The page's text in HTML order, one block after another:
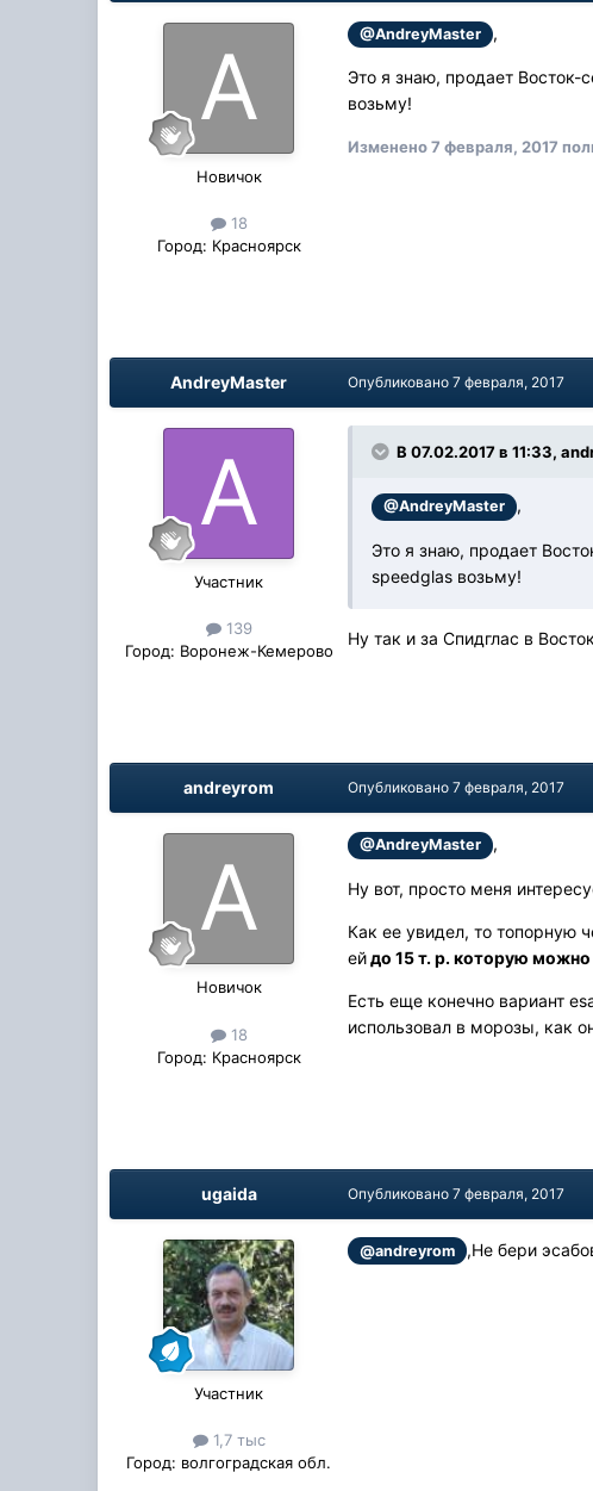
Новичок
18
Город: Красноярск
@AndreyMaster ,
Это я знаю, продает Восток-
возьму!
Изменено7 февраля, 2017
AndreyMaster
Участник
139
Город: Воронеж-Кемерово
Опубликовано7 февраля, 2017
В 07.02.2017 в 11:33,
@AndreyMaster ,
Это я знаю, продает
speedglas возьму!
Ну так и за Спидглас в
andreyrom
Новичок
18
Город: Красноярск
Опубликовано7 февраля, 2017
@AndreyMaster ,
Ну вот, просто меня
Как ее увидел, то топорную
ейдо 15 т. р. которую
Есть еще конечно вариант
использовал в морозы, как
ugaida
Участник
1,7 тыс
Город: волгоградская обл.
Опубликовано7 февраля, 2017
@andreyrom ,Не бери